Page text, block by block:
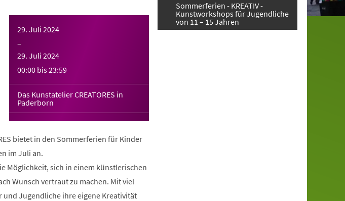
29. Juli 2024
–
29. Juli 2024
00:00 bis23:59
Das Kunstatelier CREATORES in
Paderborn
bietet in den Sommerferien für Kinder
im Juli an.
Möglichkeit, sich in einem künstlerischen
Wunsch vertraut zu machen. Mit viel
Jugendliche ihre eigene Kreativität
Sommerferien - KREATIV -
Kunstworkshops für Jugendliche
von 11 – 15 Jahren